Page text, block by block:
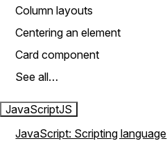
Column layouts
Centering an element
Card component
See all…
JavaScriptJS
JavaScript: Scripting language